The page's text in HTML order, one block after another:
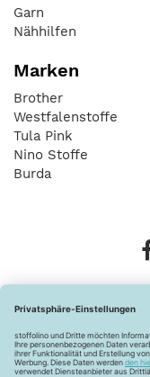
Garn
Nähhilfen
Marken
Brother
Westfalenstoffe
Tula Pink
Nino Stoffe
Burda